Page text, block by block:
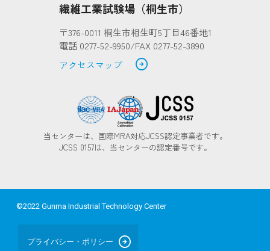
繊維工業試験場（桐生市）
〒376-0011 桐生市相生町5丁目46番地1
電話 0277-52-9950/FAX 0277-52-3890
アクセスマップ
arrow_circle_right
当センターは、国際MRA対応JCSS認定事業者です。
JCSS 0157は、当センターの認定番号です。
©2022 Gunma Industrial Technology Center
プライバシー・ポリシー arrow_circle_right